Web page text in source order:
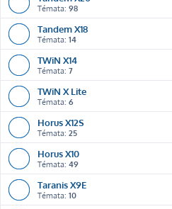
Témata: 98
Tandem X18
Témata: 14
TWiN X14
Témata: 7
TWiN X Lite
Témata: 6
Horus X12S
Témata: 25
Horus X10
Témata: 49
Taranis X9E
Témata: 10